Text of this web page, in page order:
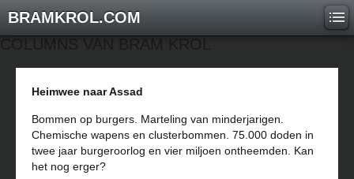
BRAMKROL.COM
Heimwee naar Assad
Bommen op burgers. Marteling van minderjarigen.
Chemische wapens en clusterbommen. 75.000 doden in
twee jaar burgeroorlog en vier miljoen ontheemden. Kan
het nog erger?